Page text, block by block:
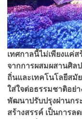
เทศกาลนี้ไม่เพียงแค่
จากการผสมผสานศิล
ถิ่นและเทคโนโลยีสมั
ใส่ใจต่อธรรมชาติอย่
พัฒนาปรับปรุงผ่านกร
สร้างสรรค์ เป็นการล